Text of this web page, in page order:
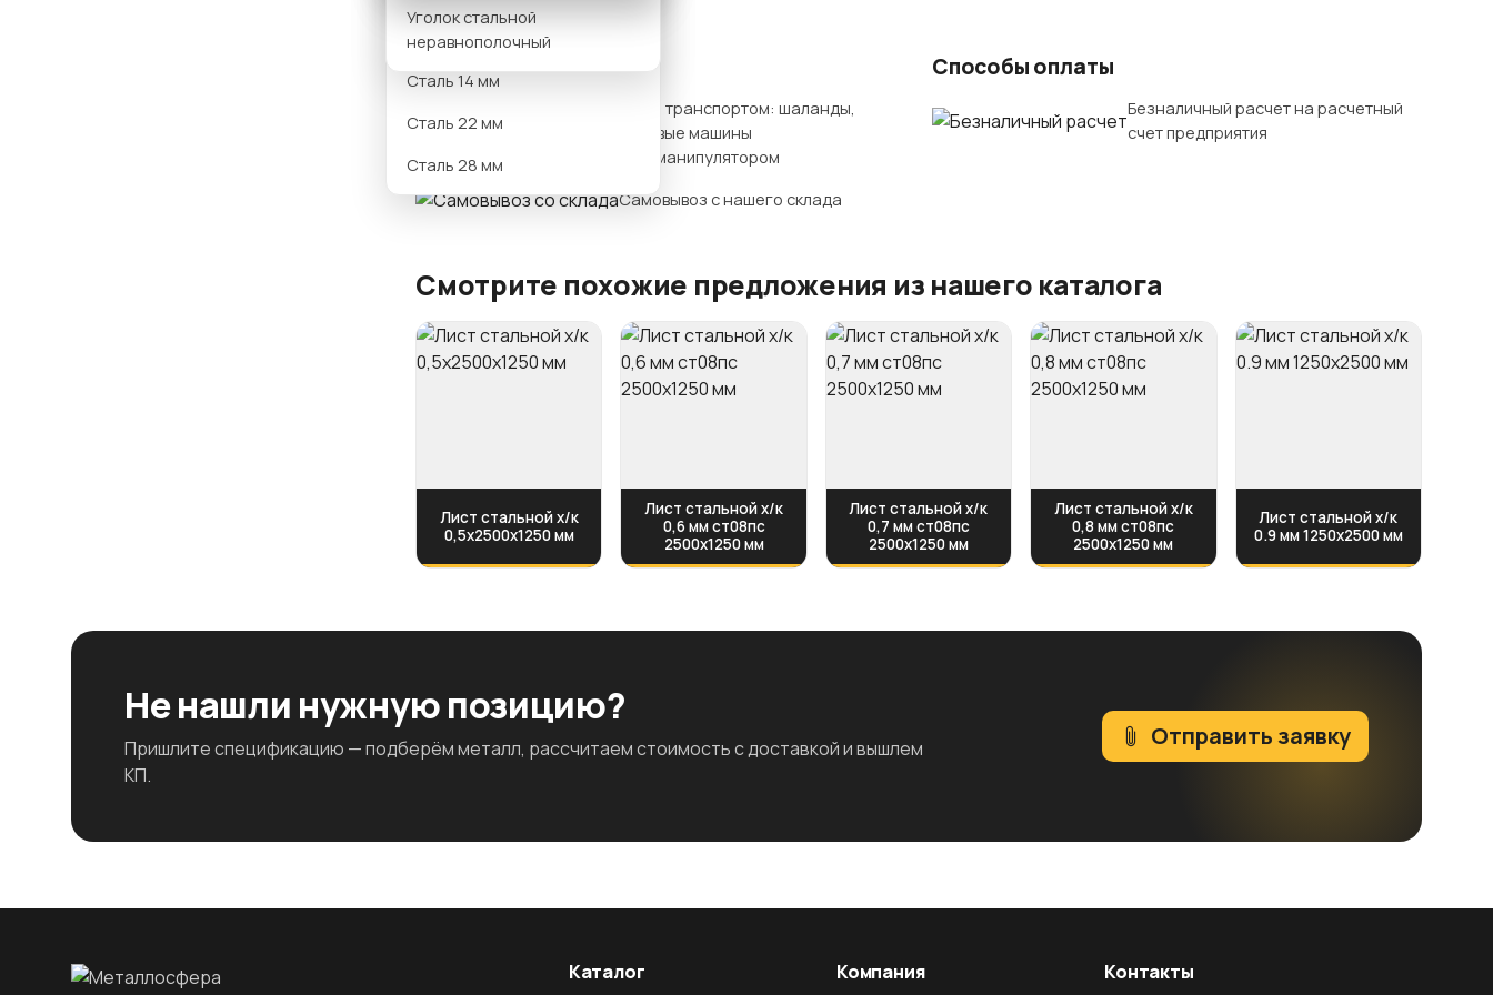
Сталь 12 мм
Сталь 14 мм
Сталь 22 мм
Сталь 28 мм
Уголок стальной
неравнополочный
Варианты доставки
Нашим транспортом: шаланды,
бортовые машины
гидроманипулятором
Самовывоз с нашего склада
Способы оплаты
Безналичный расчет на расчетный
счет предприятия
Смотрите похожие предложения из нашего каталога
Лист стальной х/к
0,5х2500х1250 мм
Лист стальной х/к
0,6 мм ст08пс
2500х1250 мм
Лист стальной х/к
0,7 мм ст08пс
2500х1250 мм
Лист стальной х/к
0,8 мм ст08пс
2500х1250 мм
Лист стальной х/к
0.9 мм 1250x2500 мм
Не нашли нужную позицию?
Пришлите спецификацию — подберём металл, рассчитаем стоимость с доставкой и вышлем
КП.
Отправить заявку
Каталог Компания Контакты